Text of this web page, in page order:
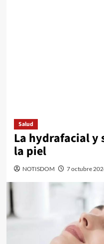
Salud
La hydrafacial y
la piel
NOTISDOM 7 octubre